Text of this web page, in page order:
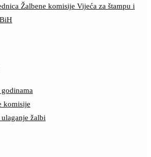
Žalbene komisije Vijeća za štampu i
komisije
žalbi